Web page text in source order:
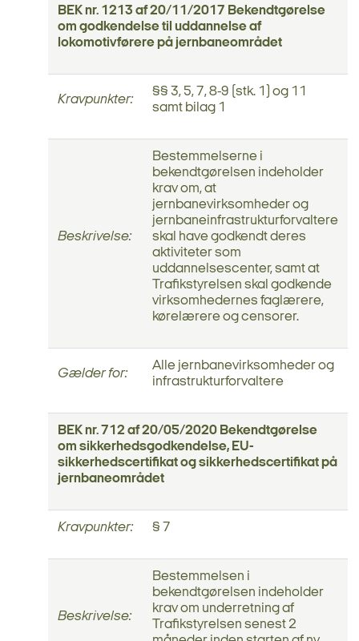
BEK nr. 1213 af 20/11/2017 Bekendtgørelse
om godkendelse til uddannelse af
lokomotivførere på jernbaneområdet
Kravpunkter:
§§ 3, 5, 7, 8-9 (stk. 1) og 11
samt bilag 1
Beskrivelse:
Bestemmelserne i
bekendtgørelsen indeholder
krav om, at
jernbanevirksomheder og
jernbaneinfrastrukturforvaltere
skal have godkendt deres
aktiviteter som
uddannelsescenter, samt at
Trafikstyrelsen skal godkende
virksomhedernes faglærere,
kørelærere og censorer.
Gælder for:
Alle jernbanevirksomheder og
infrastrukturforvaltere
BEK nr. 712 af 20/05/2020 Bekendtgørelse
om sikkerhedsgodkendelse, EU-
sikkerhedscertifikat og sikkerhedscertifikat på
jernbaneområdet
Kravpunkter: § 7
Beskrivelse:
Bestemmelsen i
bekendtgørelsen indeholder
krav om underretning af
Trafikstyrelsen senest 2